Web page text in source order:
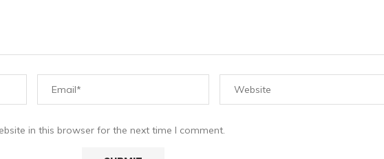
in this browser for the next time I comment.